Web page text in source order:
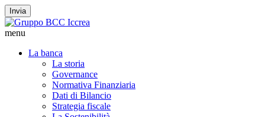
Invia
menu
La banca
La storia
Governance
Normativa Finanziaria
Dati di Bilancio
Strategia fiscale